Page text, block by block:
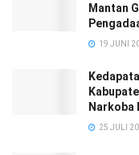
Mantan
19 JUNI
Narkoba
25 JULI